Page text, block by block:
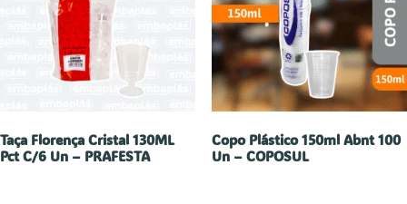
Taça Florença Cristal 130ML
Pct C/6 Un – PRAFESTA
Copo Plástico 150ml Abnt 100
Un – COPOSUL